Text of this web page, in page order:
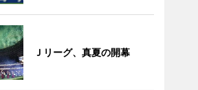
Ｊリーグ、真夏の開幕